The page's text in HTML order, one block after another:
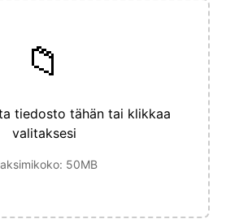
📁
tiedosto tähän tai klikkaa
valitaksesi
50MB